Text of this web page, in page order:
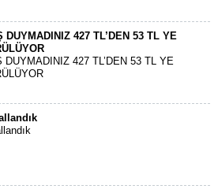
DUYMADINIZ 427 TL’DEN 53 TL YE
DUYMADINIZ 427 TL’DEN 53 TL YE